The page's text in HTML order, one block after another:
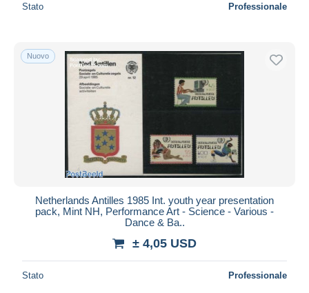
Stato Professionale
Nuovo
Netherlands Antilles 1985 Int. youth year presentation
pack, Mint NH, Performance Art - Science - Various -
Dance & Ba..
± 4,05 USD
Stato Professionale